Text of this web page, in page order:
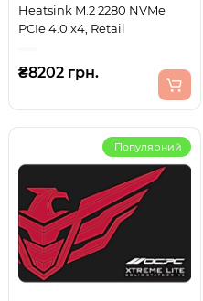
Heatsink M.2 2280 NVMe
PCIe 4.0 x4, Retail
₴8202 грн.
Популярний